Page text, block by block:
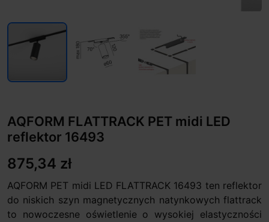
AQFORM FLATTRACK PET midi LED
reflektor 16493
875,34 zł
AQFORM PET midi LED FLATTRACK 16493 ten reflektor
do niskich szyn magnetycznych natynkowych flattrack
to nowoczesne oświetlenie o wysokiej elastyczności